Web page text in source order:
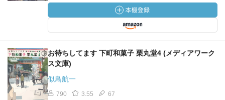
お待ちしてます 下町和菓子 栗丸堂4 (メディアワーク
ス文庫)
似鳥航一
790 3.55 67